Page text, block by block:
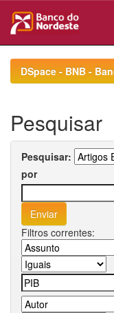
navigationDSpace - BNB -
Pesquisar
Pesquisar:
por
Filtros correntes: